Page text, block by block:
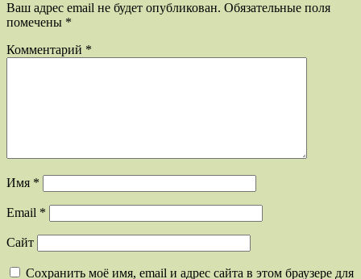
Ваш адрес email не будет опубликован. Обязательные поля
помечены *
Комментарий *
Имя *
Email *
Сайт
Сохранить моё имя, email и адрес сайта в этом браузере для